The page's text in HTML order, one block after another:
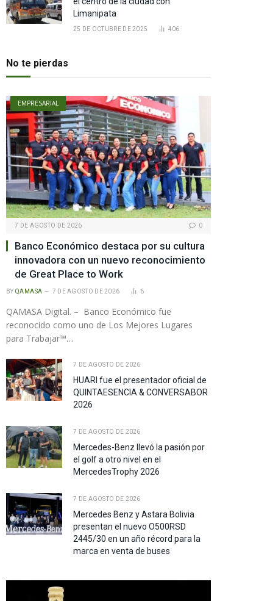
Limanipata
25 DE OCTUBRE DE 2025 406
No te pierdas
EMPRESARIAL
7 DE AGOSTO DE 2026 0
Banco Económico destaca por su cultura
innovadora con un nuevo reconocimiento
de Great Place to Work
BY QAMASA 7 DE AGOSTO DE 2026 6
QAMASA Digital. – Banco Económico fue
reconocido como uno de Los Mejores Lugares
para Trabajar™…
7 DE AGOSTO DE 2026
HUARI fue el presentador oficial de
QUINTAESENCIA & CONVERSABOR
2026
7 DE AGOSTO DE 2026
Mercedes-Benz llevó la pasión por
el golf a otro nivel en el
MercedesTrophy 2026
7 DE AGOSTO DE 2026
Mercedes Benz y Astara Bolivia
presentan el nuevo O500RSD
2445/30 en un año récord para la
marca en venta de buses